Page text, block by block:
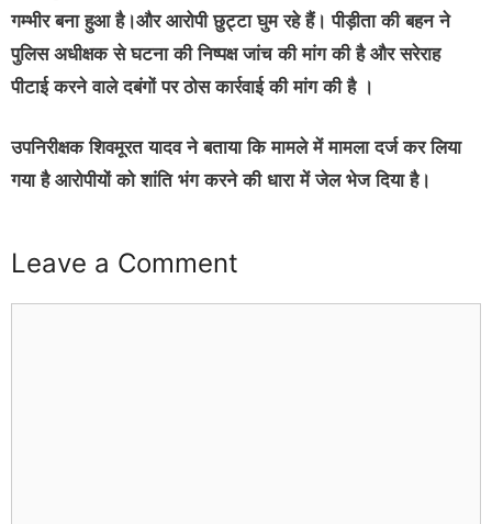
गम्भीर बना हुआ है।और आरोपी छुट्टा घुम रहे हैं। पीड़ीता की बहन ने
पुलिस अधीक्षक से घटना की निष्पक्ष जांच की मांग की है और सरेराह
पीटाई करने वाले दबंगों पर ठोस कार्रवाई की मांग की है ।
उपनिरीक्षक शिवमूरत यादव ने बताया कि मामले में मामला दर्ज कर लिया
गया है आरोपीयों को शांति भंग करने की धारा में जेल भेज दिया है।
Leave a Comment